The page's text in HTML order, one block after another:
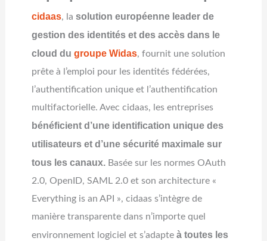
cidaas, la solution européenne leader de
gestion des identités et des accès dans le
cloud du groupe Widas, fournit une solution
prête à l’emploi pour les identités fédérées,
l’authentification unique et l’authentification
multifactorielle. Avec cidaas, les entreprises
bénéficient d’une identification unique des
utilisateurs et d’une sécurité maximale sur
tous les canaux.Basée sur les normes OAuth
2.0, OpenID, SAML 2.0 et son architecture «
Everything is an API », cidaas s’intègre de
manière transparente dans n’importe quel
environnement logiciel et s’adapte à toutes les